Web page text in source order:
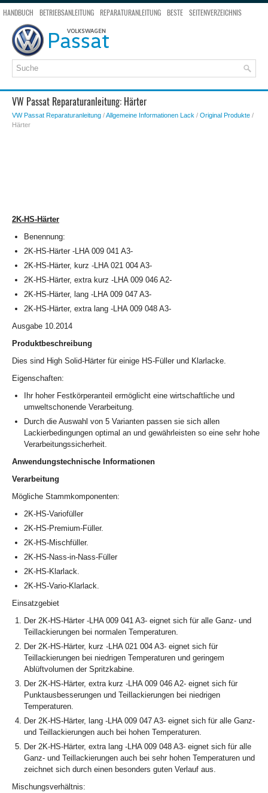
HANDBUCH BETRIEBSANLEITUNG REPARATURANLEITUNG BESTE
SEITENVERZEICHNIS
SEITENSUCHE
VW Passat Reparaturanleitung: Härter
VW Passat Reparaturanleitung /Allgemeine Informationen Lack / Original Produkte /
Härter
2K-HS-Härter
Benennung:
2K-HS-Härter -LHA 009 041 A3-
2K-HS-Härter, kurz -LHA 021 004 A3-
2K-HS-Härter, extra kurz -LHA 009 046 A2-
2K-HS-Härter, lang -LHA 009 047 A3-
2K-HS-Härter, extra lang -LHA 009 048 A3-
Ausgabe 10.2014
Produktbeschreibung
Dies sind High Solid-Härter für einige HS-Füller und Klarlacke.
Eigenschaften:
Ihr hoher Festkörperanteil ermöglicht eine wirtschaftliche und
umweltschonende Verarbeitung.
Durch die Auswahl von 5 Varianten passen sie sich allen
Lackierbedingungen optimal an und gewährleisten so eine sehr hohe
Verarbeitungssicherheit.
Anwendungstechnische Informationen
Verarbeitung
Mögliche Stammkomponenten:
2K-HS-Variofüller
2K-HS-Premium-Füller.
2K-HS-Mischfüller.
2K-HS-Nass-in-Nass-Füller
2K-HS-Klarlack.
2K-HS-Vario-Klarlack.
Einsatzgebiet
Der 2K-HS-Härter -LHA 009 041 A3- eignet sich für alle Ganz- und
Teillackierungen bei normalen Temperaturen.
Der 2K-HS-Härter, kurz -LHA 021 004 A3- eignet sich für
Teillackierungen bei niedrigen Temperaturen und geringem
Ablüftvolumen der Spritzkabine.
Der 2K-HS-Härter, extra kurz -LHA 009 046 A2- eignet sich für
Punktausbesserungen und Teillackierungen bei niedrigen
Temperaturen.
Der 2K-HS-Härter, lang -LHA 009 047 A3- eignet sich für alle Ganz-
und Teillackierungen auch bei hohen Temperaturen.
Der 2K-HS-Härter, extra lang -LHA 009 048 A3- eignet sich für alle
Ganz- und Teillackierungen auch bei sehr hohen Temperaturen und
zeichnet sich durch einen besonders guten Verlauf aus.
Mischungsverhältnis: